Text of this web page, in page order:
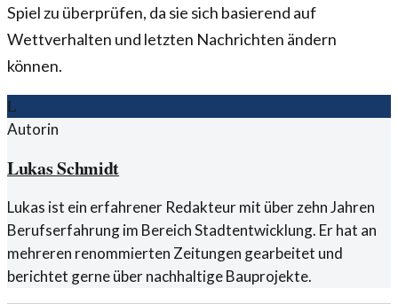
Spiel zu überprüfen, da sie sich basierend auf
Wettverhalten und letzten Nachrichten ändern
können.
L
Autorin
Lukas Schmidt
Lukas ist ein erfahrener Redakteur mit über zehn Jahren
Berufserfahrung im Bereich Stadtentwicklung. Er hat an
mehreren renommierten Zeitungen gearbeitet und
berichtet gerne über nachhaltige Bauprojekte.